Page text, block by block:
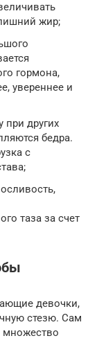
жир;
гормона,
увереннее и
при других
бедра.
с
таза за счет
девочки,
стезю. Сам
множество